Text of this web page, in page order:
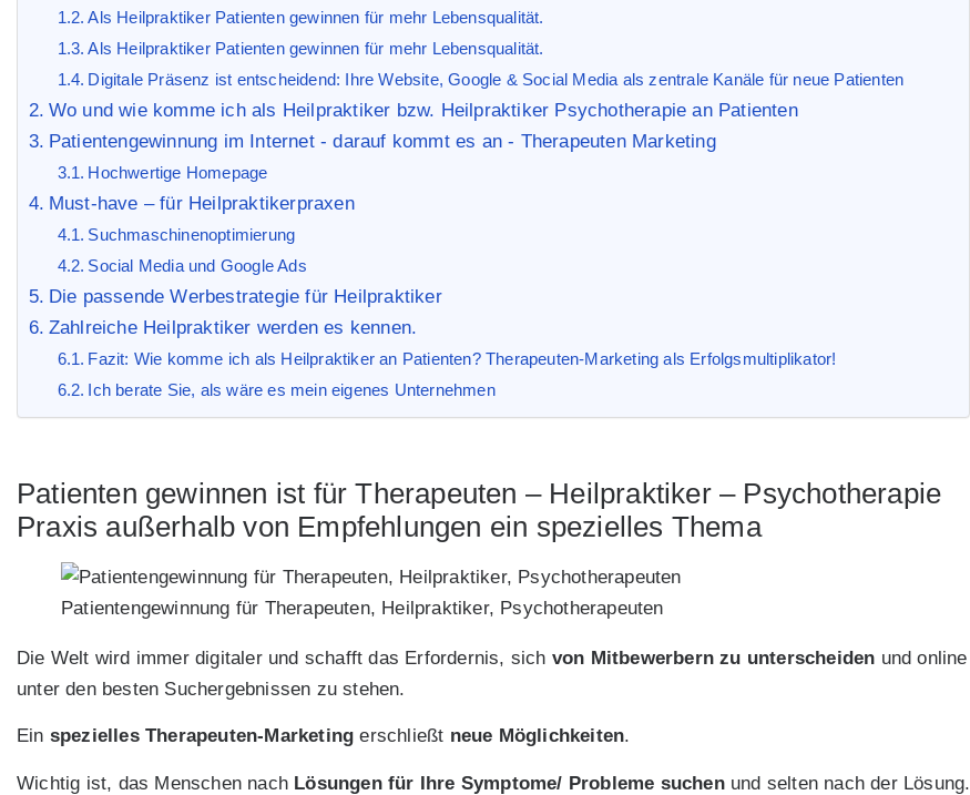
Als Heilpraktiker Patienten gewinnen für mehr Lebensqualität.
Als Heilpraktiker Patienten gewinnen für mehr Lebensqualität.
Digitale Präsenz ist entscheidend: Ihre Website, Google & Social Media als zentrale Kanäle für neue Patienten
Wo und wie komme ich als Heilpraktiker bzw. Heilpraktiker Psychotherapie an Patienten
Patientengewinnung im Internet - darauf kommt es an - Therapeuten Marketing
Hochwertige Homepage
Must-have – für Heilpraktikerpraxen
Suchmaschinenoptimierung
Social Media und Google Ads
Die passende Werbestrategie für Heilpraktiker
Zahlreiche Heilpraktiker werden es kennen.
Fazit: Wie komme ich als Heilpraktiker an Patienten? Therapeuten-Marketing als Erfolgsmultiplikator!
Ich berate Sie, als wäre es mein eigenes Unternehmen
Patienten gewinnen ist für Therapeuten – Heilpraktiker – Psychotherapie
Praxis außerhalb von Empfehlungen ein spezielles Thema
Patientengewinnung für Therapeuten, Heilpraktiker, Psychotherapeuten
Die Welt wird immer digitaler und schafft das Erfordernis, sich von Mitbewerbern zu unterscheiden und online
unter den besten Suchergebnissen zu stehen.
Ein spezielles Therapeuten-Marketing erschließt neue Möglichkeiten.
Wichtig ist, das Menschen nach Lösungen für Ihre Symptome/ Probleme suchenund selten nach der Lösung.